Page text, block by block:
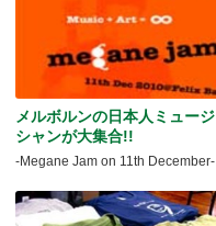
メルボルンの日本人ミュージ
シャンが大集合!!
-Megane Jam on 11th December-